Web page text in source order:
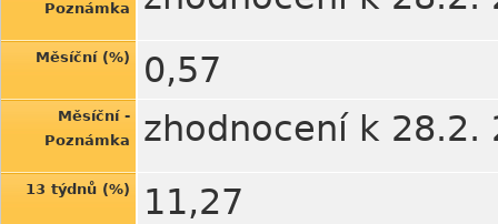
Poznámka
Měsíční (%) 0,57
Měsíční -
Poznámka
zhodnocení k 28.2.
13 týdnů (%) 11,27